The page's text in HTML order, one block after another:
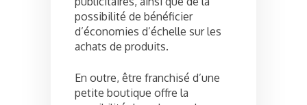
possibilité de bénéficier
d’économies d’échelle sur les
achats de produits.
En outre, être franchisé d’une
petite boutique offre la